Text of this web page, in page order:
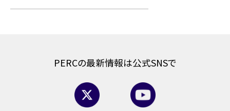
PERCの最新情報は公式SNSで